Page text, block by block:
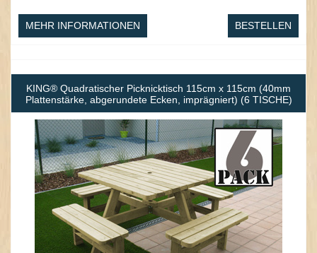
MEHR INFORMATIONEN BESTELLEN
KING® Quadratischer Picknicktisch 115cm x 115cm (40mm
Plattenstärke, abgerundete Ecken, imprägniert) (6 TISCHE)